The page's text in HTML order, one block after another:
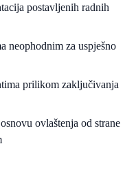
postavljenih radnih
neophodnim za uspješno
prilikom zaključivanja
ovlaštenja od strane